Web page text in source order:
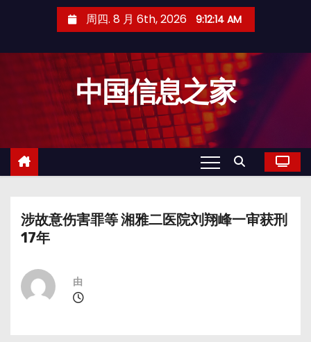
周四. 8 月 6th, 2026 9:12:15 AM
中国信息之家
涉故意伤害罪等 湘雅二医院刘翔峰一审获刑
17年
由